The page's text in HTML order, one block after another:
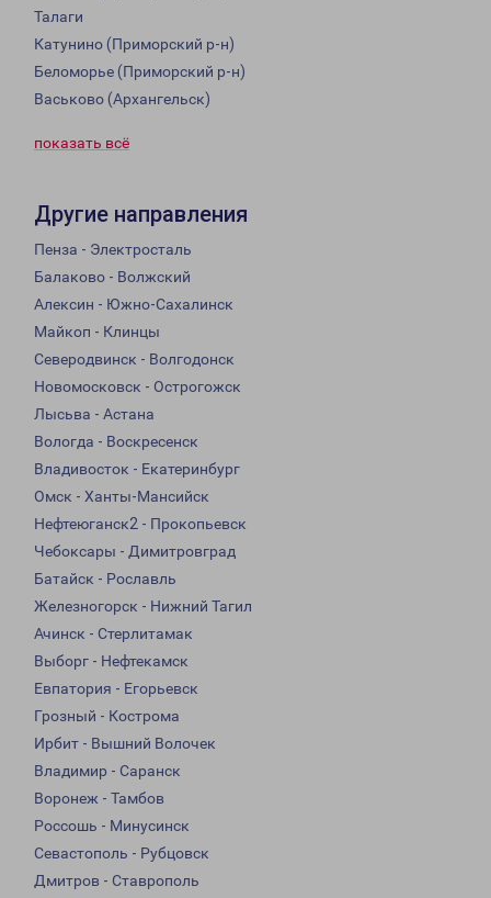
Талаги
Катунино (Приморский р-н)
Беломорье (Приморский р-н)
Васьково (Архангельск)
показать всё
Другие направления
Пенза - Электросталь
Балаково - Волжский
Алексин - Южно-Сахалинск
Майкоп - Клинцы
Северодвинск - Волгодонск
Новомосковск - Острогожск
Лысьва - Астана
Вологда - Воскресенск
Владивосток - Екатеринбург
Омск - Ханты-Мансийск
Нефтеюганск2 - Прокопьевск
Чебоксары - Димитровград
Батайск - Рославль
Железногорск - Нижний Тагил
Ачинск - Стерлитамак
Выборг - Нефтекамск
Евпатория - Егорьевск
Грозный - Кострома
Ирбит - Вышний Волочек
Владимир - Саранск
Воронеж - Тамбов
Россошь - Минусинск
Севастополь - Рубцовск
Дмитров - Ставрополь